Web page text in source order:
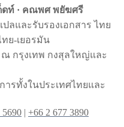
ดท์ · คณพศ พยัฆศรี
ลและรับรองเอกสาร ไทย
ย-เยอรมัน
กรุงเทพ กงสุลใหญ่และ
รทั้งในประเทศไทยและ
5690 | +66 2 677 3890